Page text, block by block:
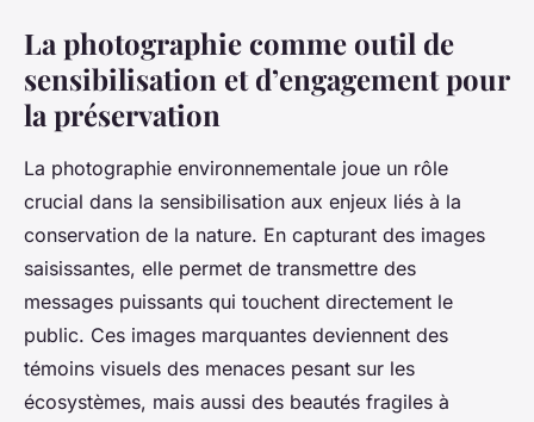
La photographie comme outil de
sensibilisation et d’engagement pour
la préservation
La photographie environnementale joue un rôle
crucial dans la sensibilisation aux enjeux liés à la
conservation de la nature. En capturant des images
saisissantes, elle permet de transmettre des
messages puissants qui touchent directement le
public. Ces images marquantes deviennent des
témoins visuels des menaces pesant sur les
écosystèmes, mais aussi des beautés fragiles à